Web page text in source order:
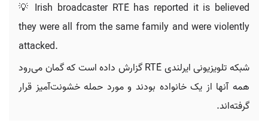
💡 Irish broadcaster RTÉ has reported it is believed
they were all from the same family and were violently
attacked.
شبکه تلویزیونی ایرلندی RTÉ گزارش داده است که گمان می‌رود
همه آنها از یک خانواده بودند و مورد حمله خشونت‌آمیز قرار
گرفته‌اند.